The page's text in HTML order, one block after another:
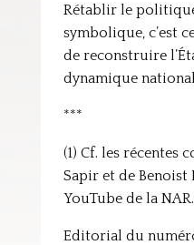
Rétablir le
symbolique, c’est
de reconstruire
dynamique
***
(1) Cf. les récentes
Sapir et de Benoist
YouTube de la NAR.
Editorial du